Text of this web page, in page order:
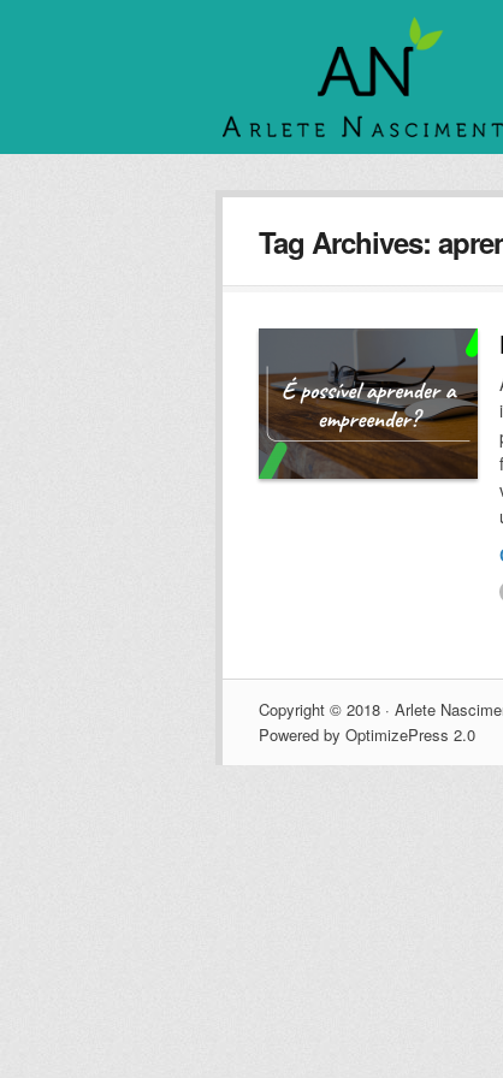
Tag Archives:
Copyright © 2018 · Arlete
Powered by OptimizePress 2.0